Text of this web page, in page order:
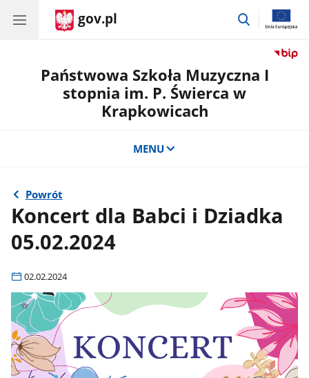
gov.pl
przejdź
Państwowa Szkoła Muzyczna I
stopnia im. P. Świerca w
Krapkowicach
MENU
Powrót
Koncert dla Babci i Dziadka
05.02.2024
02.02.2024